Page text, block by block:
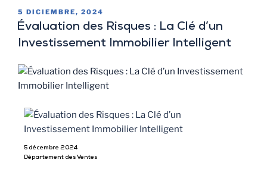
5 DICIEMBRE, 2024
Évaluation des Risques : La Clé d’un
Investissement Immobilier Intelligent
5 décembre 2024
Département des Ventes